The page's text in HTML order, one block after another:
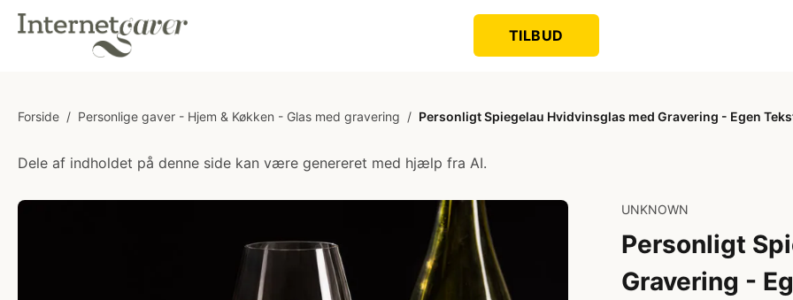
TILBUD
Forside / Personlige gaver - Hjem & Køkken - Glas med gravering / Personligt Spiegelau Hvidvinsglas med Gravering - Egen
Dele af indholdet på denne side kan være genereret med hjælp fra AI.
UNKNOWN
Personligt
Gravering -